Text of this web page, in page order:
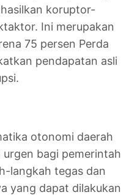
koruptor-
Ini merupakan
75 persen Perda
pendapatan asli
otonomi daerah
bagi pemerintah
langkah tegas dan
yang dapat dilakukan